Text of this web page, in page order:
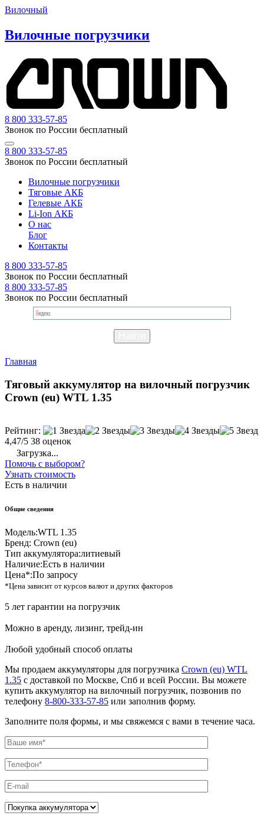
Вилочный
Вилочные погрузчики
8 800 333-57-85
Звонок по России бесплатный
8 800 333-57-85
Звонок по России бесплатный
Вилочные погрузчики
Тяговые АКБ
Гелевые АКБ
Li-Ion АКБ
О нас
Блог
Контакты
8 800 333-57-85
Звонок по России бесплатный
8 800 333-57-85
Звонок по России бесплатный
Главная
Тяговый аккумулятор на вилочный погрузчик
Crown (eu) WTL 1.35
Рейтинг:
4,47/5 38 оценок
Загрузка...
Помочь с выбором?
Узнать стоимость
Есть в наличии
Общие сведения
Модель:WTL 1.35
Бренд: Crown (eu)
Тип аккумулятора:литиевый
Наличие:Есть в наличии
Цена*:По запросу
*Цена зависит от курсов валют и других факторов
5 лет гарантии на погрузчик
Можно в аренду, лизинг, трейд-ин
Любой удобный способ оплаты
Мы продаем аккумуляторы для погрузчика Crown (eu) WTL
1.35 с доставкой по Москве, Спб и всей России. Вы можете
купить аккумулятор на вилочный погрузчик, позвонив по
телефону 8-800-333-57-85 или заполнив форму.
Заполните поля формы, и мы свяжемся с вами в течение часа.